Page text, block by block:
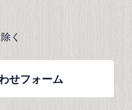
く
せフォーム